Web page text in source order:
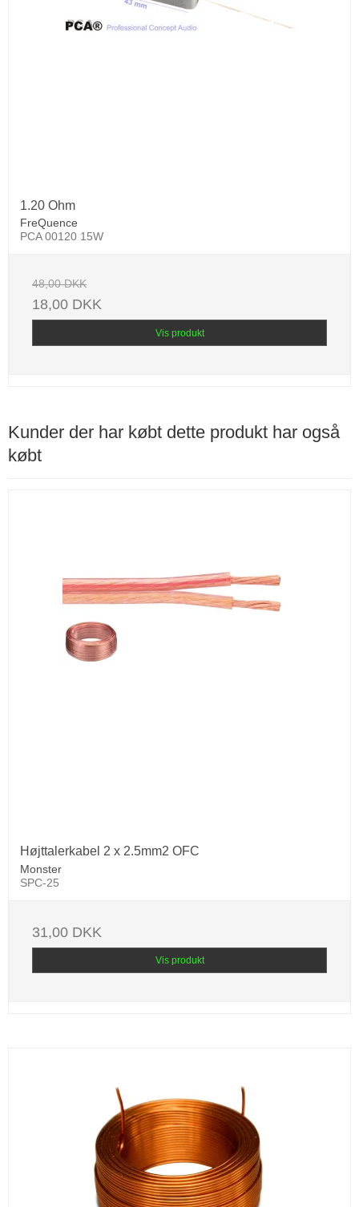
1.20 Ohm
FreQuence
PCA 00120 15W
48,00 DKK
18,00 DKK
Vis produkt
Kunder der har købt dette produkt har også
købt
Højttalerkabel 2 x 2.5mm2 OFC
Monster
SPC-25
31,00 DKK
Vis produkt